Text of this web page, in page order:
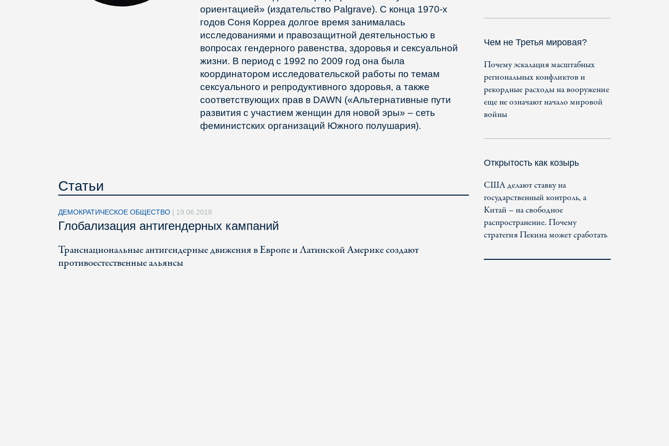
ориентацией» (издательство Palgrave). С конца 1970-х
годов Соня Корреа долгое время занималась
исследованиями и правозащитной деятельностью в
вопросах гендерного равенства, здоровья и сексуальной
жизни. В период с 1992 по 2009 год она была
координатором исследовательской работы по темам
сексуального и репродуктивного здоровья, а также
соответствующих прав в DAWN («Альтернативные пути
развития с участием женщин для новой эры» – сеть
феминистских организаций Южного полушария).
Статьи
ДЕМОКРАТИЧЕСКОЕ ОБЩЕСТВО | 19.06.2018
Глобализация антигендерных кампаний
Транснациональные антигендерные движения в Европе и Латинской Америке создают
противоестественные альянсы
Чем не Третья мировая?
Почему эскалация масштабных
региональных конфликтов и
рекордные расходы на вооружение
еще не означают начало мировой
войны
Открытость как козырь
США делают ставку на
государственный контроль, а
Китай – на свободное
распространение. Почему
стратегия Пекина может сработать